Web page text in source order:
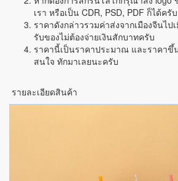
เรา หรือเป็น CDR, PSD, PDF ก็ได้ค
ราคาดังกล่าวรวมค่าส่งจากเมืองจีนไ
รับของไม่ต้องจ่ายเงินสักบาทครับ
ราคานี้เป็นราคาประมาณ และราคา
สนใจ ทักมาเลยนะครับ
รายละเอียดสินค้า